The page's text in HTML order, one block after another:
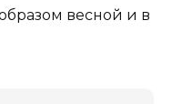
весной и в